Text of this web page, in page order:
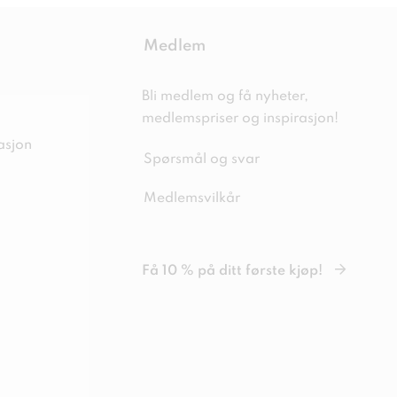
Medlem
Bli medlem og få nyheter,
medlemspriser og inspirasjon!
Spørsmål og svar
Medlemsvilkår
Få 10 % på ditt første kjøp!